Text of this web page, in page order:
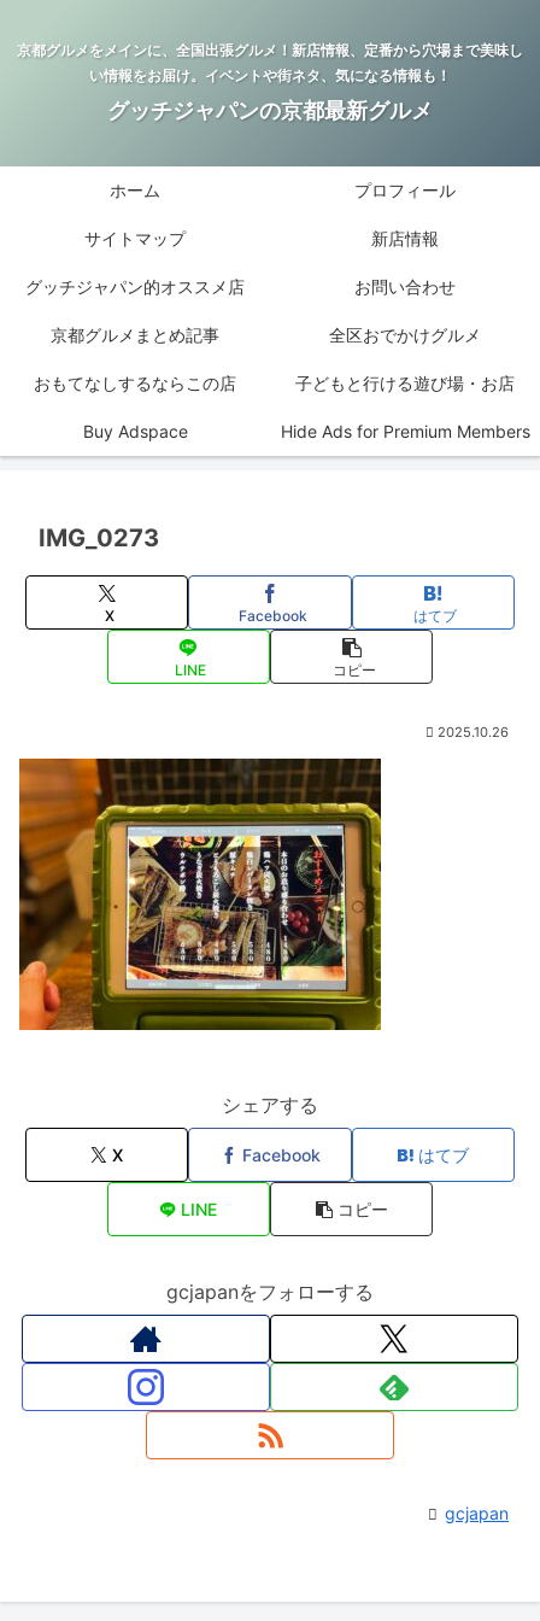
京都グルメをメインに、全国出張グルメ！新店情報、定番から穴場まで美味し
い情報をお届け。イベントや街ネタ、気になる情報も！
グッチジャパンの京都最新グルメ
ホーム プロフィール
サイトマップ 新店情報
グッチジャパン的オススメ店 お問い合わせ
京都グルメまとめ記事 全区おでかけグルメ
おもてなしするならこの店 子どもと行ける遊び場・お店
Buy Adspace Hide Ads for Premium Members
IMG_0273
X Facebook はてブ
LINE コピー
2025.10.26
シェアする
X Facebook はてブ
LINE コピー
gcjapanをフォローする
gcjapan